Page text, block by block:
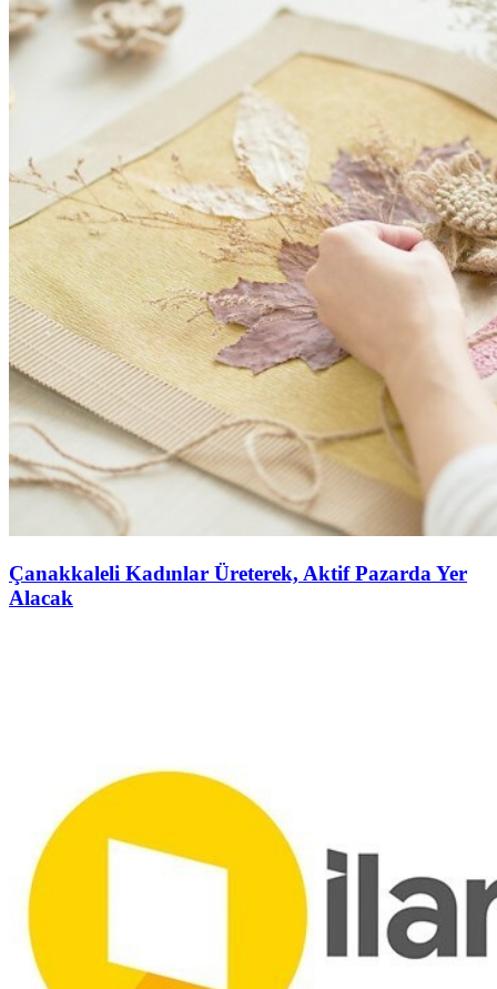
Çanakkaleli Kadınlar Üreterek, Aktif Pazarda Yer
Alacak